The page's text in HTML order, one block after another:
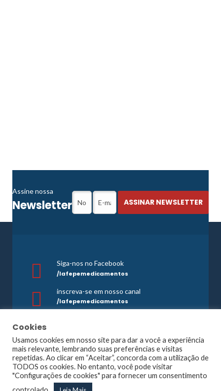
Assine nossa
Newsletter
Siga-nos no Facebook
/lafepemedicamentos
inscreva-se em nosso canal
/lafepemedicamentos
©1965 -2026 Todos os direitos reservados. Lafepe |
WordpressOptimized by
Cookies
Usamos cookies em nosso site para dar a você a experiência
mais relevante, lembrando suas preferências e visitas
repetidas. Ao clicar em “Aceitar”, concorda com a utilização de
TODOS os cookies. No entanto, você pode visitar
"Configurações de cookies" para fornecer um consentimento